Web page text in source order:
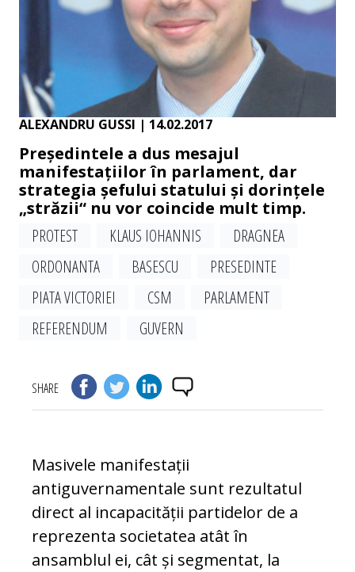
ALEXANDRU GUSSI | 14.02.2017
Președintele a dus mesajul
manifestațiilor în parlament, dar
strategia șefului statului și dorințele
„străzii“ nu vor coincide mult timp.
PROTEST
KLAUS IOHANNIS
DRAGNEA
ORDONANTA
BASESCU
PRESEDINTE
PIATA VICTORIEI
CSM
PARLAMENT
REFERENDUM
GUVERN
SHARE
Masivele manifestații
antiguvernamentale sunt rezultatul
direct al incapacității par­tidelor de a
reprezenta societatea atât în
ansamblul ei, cât și segmentat, la